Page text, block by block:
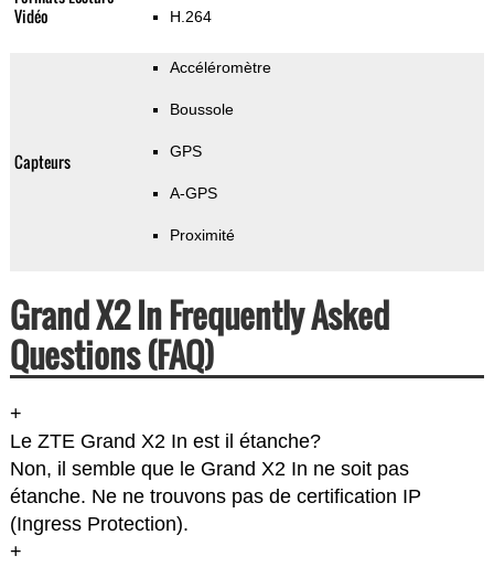
Vidéo
H.264
Capteurs
Accéléromètre
Boussole
GPS
A-GPS
Proximité
Grand X2 In Frequently Asked
Questions (FAQ)
+
Le ZTE Grand X2 In est il étanche?
Non, il semble que le Grand X2 In ne soit pas
étanche. Ne ne trouvons pas de certification IP
(Ingress Protection).
+